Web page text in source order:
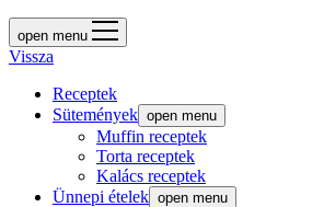
open menu
Vissza
Receptek
Sütemények open menu
Muffin receptek
Torta receptek
Kalács receptek
Ünnepi ételek open menu